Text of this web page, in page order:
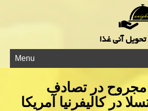
آنی غذا
Menu
و ۱ مجروح در تصادف
در کالیفرنیا آمریکا